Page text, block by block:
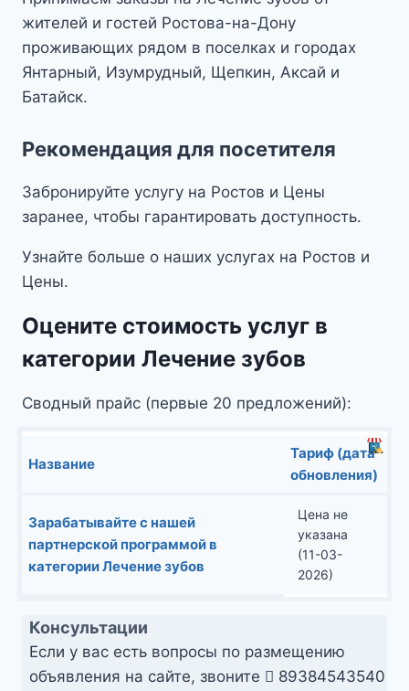
жителей и гостей Ростова-на-Дону
проживающих рядом в поселках и городах
Янтарный, Изумрудный, Щепкин, Аксай и
Батайск.
Рекомендация для посетителя
Забронируйте услугу на Ростов и Цены
заранее, чтобы гарантировать доступность.
Узнайте больше о наших услугах на Ростов и
Цены.
Оцените стоимость услуг в
категории Лечение зубов
Сводный прайс (первые 20 предложений):
Название
Тариф (дата
обновления)
Зарабатывайте с нашей
партнерской программой в
категории Лечение зубов
Цена не
указана
(11-03-
2026)
Консультации
Если у вас есть вопросы по размещению
объявления на сайте, звоните
89384543540